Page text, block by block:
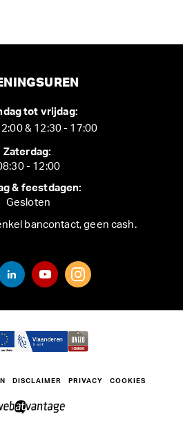
tot vrijdag:
& 12:30 - 17:00
Zaterdag:
- 12:00
& feestdagen:
Gesloten
bancontact, geen cash.
DISCLAIMER PRIVACY COOKIES